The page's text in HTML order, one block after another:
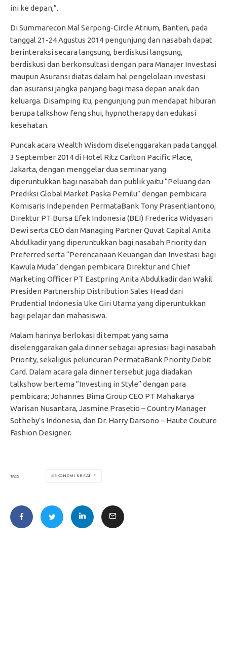
ini ke depan,”.
Di Summarecon Mal Serpong-Circle Atrium, Banten, pada
tanggal 21-24 Agustus 2014 pengunjung dan nasabah dapat
berinteraksi secara langsung, berdiskusi langsung,
berdiskusi dan berkonsultasi dengan para Manajer Investasi
maupun Asuransi diatas dalam hal pengelolaan investasi
dan asuransi jangka panjang bagi masa depan anak dan
keluarga. Disamping itu, pengunjung pun mendapat hiburan
berupa talkshow feng shui, hypnotherapy dan edukasi
kesehatan.
Puncak acara Wealth Wisdom diselenggarakan pada tanggal
3 September 2014 di Hotel Ritz Carlton Pacific Place,
Jakarta, dengan menggelar dua seminar yang
diperuntukkan bagi nasabah dan publik yaitu “Peluang dan
Prediksi Global Market Paska Pemilu” dengan pembicara
Komisaris Independen PermataBank Tony Prasentiantono,
Direktur PT Bursa Efek Indonesia (BEI) Frederica Widyasari
Dewi serta CEO dan Managing Partner Quvat Capital Anita
Abdulkadir yang diperuntukkan bagi nasabah Priority dan
Preferred serta “Perencanaan Keuangan dan Investasi bagi
Kawula Muda” dengan pembicara Direktur and Chief
Marketing Officer PT Eastpring Anita Abdulkadir dan Wakil
Presiden Partnership Distribution Sales Head dari
Prudential Indonesia Uke Giri Utama yang diperuntukkan
bagi pelajar dan mahasiswa.
Malam harinya berlokasi di tempat yang sama
diselenggarakan gala dinner sebagai apresiasi bagi nasabah
Priority, sekaligus peluncuran PermataBank Priority Debit
Card. Dalam acara gala dinner tersebut juga diadakan
talkshow bertema “Investing in Style” dengan para
pembicara; Johannes Bima Group CEO PT Mahakarya
Warisan Nusantara, Jasmine Prasetio – Country Manager
Sotheby’s Indonesia, dan Dr. Harry Darsono – Haute Couture
Fashion Designer.
TAGS EKONOMI KREATIF